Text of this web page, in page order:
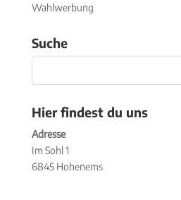
Wahlwerbung
Suche
Hier findest du uns
Adresse
Im Sohl 1
6845 Hohenems